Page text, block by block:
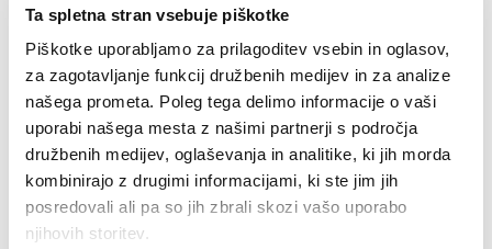
Ta spletna stran vsebuje piškotke
Piškotke uporabljamo za prilagoditev vsebin in oglasov,
za zagotavljanje funkcij družbenih medijev in za analize
našega prometa. Poleg tega delimo informacije o vaši
uporabi našega mesta z našimi partnerji s področja
družbenih medijev, oglaševanja in analitike, ki jih morda
kombinirajo z drugimi informacijami, ki ste jim jih
posredovali ali pa so jih zbrali skozi vašo uporabo
njihovih storitev.
naravoslovja, kulturne dediščine,
glasbe, likovne umetnosti, osebnosti,
literature in predstavitev. Tudi tokrat
revija ponuja vpogled […]
PREBERI VEČ